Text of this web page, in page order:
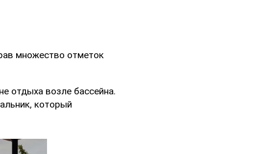
множество отметок
отдыха возле бассейна.
который